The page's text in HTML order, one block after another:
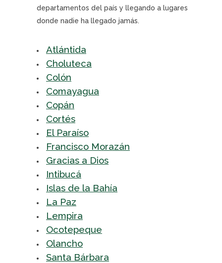
departamentos del país y llegando a lugares
donde nadie ha llegado jamás.
Atlántida
Choluteca
Colón
Comayagua
Copán
Cortés
El Paraíso
Francisco Morazán
Gracias a Dios
Intibucá
Islas de la Bahía
La Paz
Lempira
Ocotepeque
Olancho
Santa Bárbara